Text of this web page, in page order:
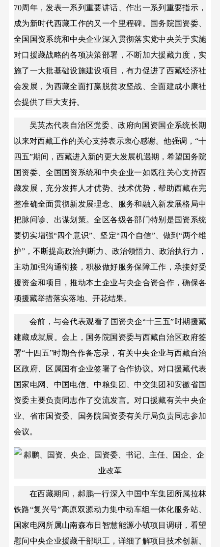
70周年，发表一系列重要讲话、作出一系列重要指示，
成为新时代西藏工作的又一个里程碑。国务院国资委、
全国国资系统和中央企业深入贯彻落实党中央关于实施
对口援藏战略的各项决策部署，不断加大援藏力度，实
施了一大批基础设施建设项目，有力促进了西藏经济社
会发展，为西藏全面打赢脱贫攻坚战、全面建成小康社
会提供了巨大支持。
吴英杰代表自治区党委、政府向国资国企系统长期
以来对西藏工作的关心支持表示衷心感谢。他强调，“十
四五”期间，西藏进入新的更大发展机遇期，希望国务院
国资委、全国国资系统和中央企业一如既往关心支持西
藏发展，充分发挥人才优势、技术优势，帮助西藏在完
整准确全面贯彻新发展理念、服务和融入新发展格局中
把脉问诊、出谋划策。全区各级各部门特别是国资系统
要切实增强“四个意识”、坚定“四个自信”、做到“两个维
护”，不断提高政治判断力、政治领悟力、政治执行力，
主动加强沟通衔接，积极做好服务保障工作，承接好受
援资金和项目，推动本土企业与央企合资合作，确保各
项援藏举措落实落地、开花结果。
会前，与会代表观看了国资央企“十三五”时期援藏
建藏成就展。会上，国务院国资委与西藏自治区政府签
署“十四五”时期合作备忘录，有关中央企业与西藏自治
区政府、区属国有企业签署了合作协议。对口援藏代表
国家电网、中国电信、中粮集团、中交集团和安徽省国
资委主要负责同志作了交流发言。对口援藏有关中央企
业、省市国资委、国务院国资委有关厅局负责同志参加
会议。
在西藏期间，郝鹏一行深入中国中车集团所属拉林
铁路“复兴号”高原双源动力集中动车组一体化服务站、
国家电网所属山南森布日智慧能源小镇项目调研，看望
慰问中央企业援藏干部职工，详细了解项目技术创新、